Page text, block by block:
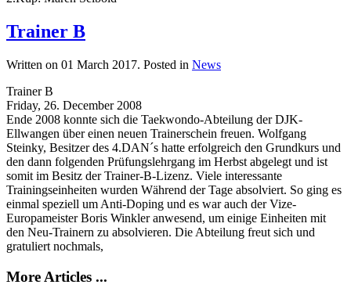
Trainer B
Written on 01 March 2017. Posted in News
Trainer B
Friday, 26. December 2008
Ende 2008 konnte sich die Taekwondo-Abteilung der DJK-
Ellwangen über einen neuen Trainerschein freuen. Wolfgang
Steinky, Besitzer des 4.DAN´s hatte erfolgreich den Grundkurs und
den dann folgenden Prüfungslehrgang im Herbst abgelegt und ist
somit im Besitz der Trainer-B-Lizenz. Viele interessante
Trainingseinheiten wurden Während der Tage absolviert. So ging es
einmal speziell um Anti-Doping und es war auch der Vize-
Europameister Boris Winkler anwesend, um einige Einheiten mit
den Neu-Trainern zu absolvieren. Die Abteilung freut sich und
gratuliert nochmals,
More Articles ...